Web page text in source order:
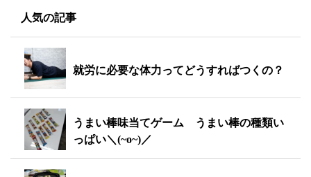
人気の記事
就労に必要な体力ってどうすればつくの？
うまい棒味当てゲーム うまい棒の種類い
っぱい＼(~o~)／